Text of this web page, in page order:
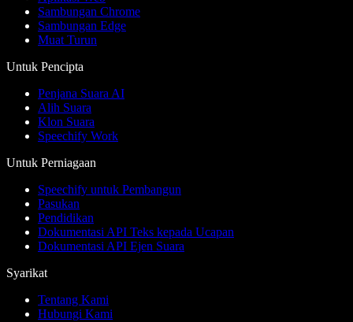
Sambungan Chrome
Sambungan Edge
Muat Turun
Untuk Pencipta
Penjana Suara AI
Alih Suara
Klon Suara
Speechify Work
Untuk Perniagaan
Speechify untuk Pembangun
Pasukan
Pendidikan
Dokumentasi API Teks kepada Ucapan
Dokumentasi API Ejen Suara
Syarikat
Tentang Kami
Hubungi Kami